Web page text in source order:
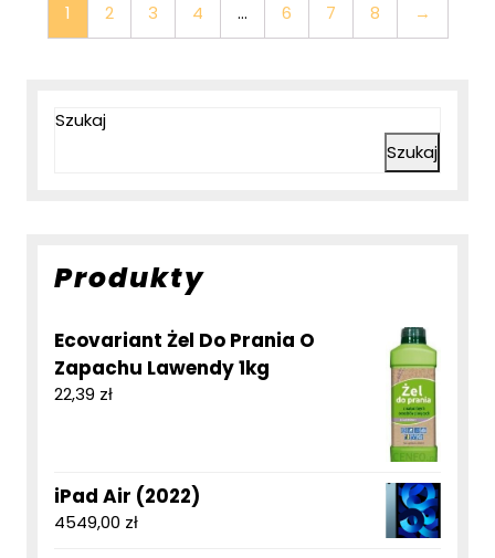
1 2 3 4 … 6 7 8 →
Szukaj
Szukaj
Produkty
Ecovariant Żel Do Prania O
Zapachu Lawendy 1kg
22,39 zł
iPad Air (2022)
4549,00 zł